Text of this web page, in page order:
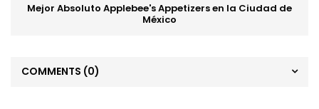
Mejor Absoluto Applebee's Appetizers en la Ciudad de
México
COMMENTS (0)